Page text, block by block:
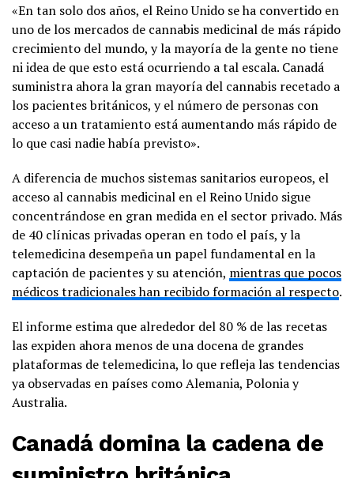
«En tan solo dos años, el Reino Unido se ha convertido en
uno de los mercados de cannabis medicinal de más rápido
crecimiento del mundo, y la mayoría de la gente no tiene
ni idea de que esto está ocurriendo a tal escala. Canadá
suministra ahora la gran mayoría del cannabis recetado a
los pacientes británicos, y el número de personas con
acceso a un tratamiento está aumentando más rápido de
lo que casi nadie había previsto».
A diferencia de muchos sistemas sanitarios europeos, el
acceso al cannabis medicinal en el Reino Unido sigue
concentrándose en gran medida en el sector privado. Más
de 40 clínicas privadas operan en todo el país, y la
telemedicina desempeña un papel fundamental en la
captación de pacientes y su atención, mientras que pocos
médicos tradicionales han recibido formación al respecto.
El informe estima que alrededor del 80 % de las recetas
las expiden ahora menos de una docena de grandes
plataformas de telemedicina, lo que refleja las tendencias
ya observadas en países como Alemania, Polonia y
Australia.
Canadá domina la cadena de